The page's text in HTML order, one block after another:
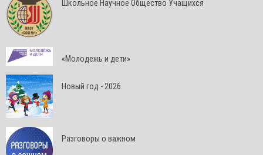
Школьное Научное Общество Учащихся
«Молодежь и дети»
Новый год - 2026
Разговоры о важном